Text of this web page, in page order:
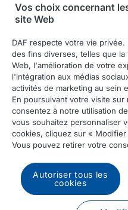
Suivez-nous
© 2026 DAF Legal
General conditions
Vos choix concernant
site Web
DAF respecte votre vie
des fins diverses, telles que
Web, l'amélioration de votre
l'intégration aux médias
activités de marketing au sein
En poursuivant votre visite
consentez à notre utilisation
vous souhaitez personnaliser
cookies, cliquez sur «
Vous pouvez retirer votre
Autoriser tous les
cookies